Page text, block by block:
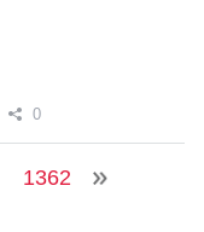
0
1362